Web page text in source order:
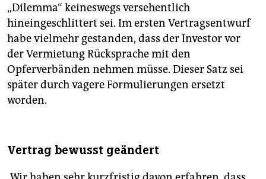
„Dilemma“ keineswegs versehentlich
hineingeschlittert sei. Im ersten Vertragsentwurf
habe vielmehr gestanden, dass der Investor vor
der Vermietung Rücksprache mit den
Opferverbänden nehmen müsse. Dieser Satz sei
später durch vagere Formulierungen ersetzt
worden.
Vertrag bewusst geändert